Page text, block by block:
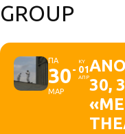
GROUP
ΠΑ
30
ΜΑΡ
ΚΥ
01
ΑΠΡ30,